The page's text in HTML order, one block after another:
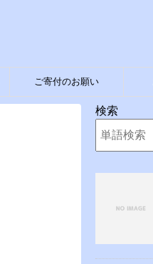
ご寄付のお願い
検索